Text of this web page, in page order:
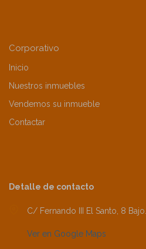
Corporativo
Inicio
Nuestros inmuebles
Vendemos su inmueble
Contactar
Detalle de contacto
C/ Fernando III El Santo, 8
Ver en Google Maps